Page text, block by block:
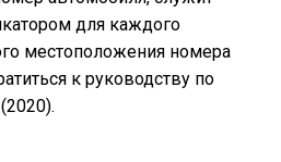
для каждого
местоположения номера
к руководству по